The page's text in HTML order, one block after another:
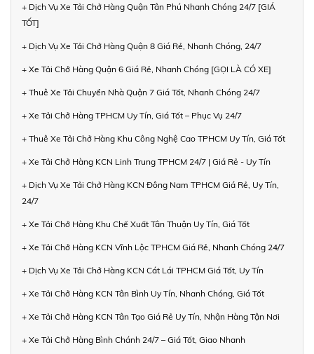
+ Dịch Vụ Xe Tải Chở Hàng Quận Tân Phú Nhanh Chóng 24/7 [GIÁ
TỐT]
+ Dịch Vụ Xe Tải Chở Hàng Quận 8 Giá Rẻ, Nhanh Chóng, 24/7
+ Xe Tải Chở Hàng Quận 6 Giá Rẻ, Nhanh Chóng [GỌI LÀ CÓ XE]
+ Thuê Xe Tải Chuyển Nhà Quận 7 Giá Tốt, Nhanh Chóng 24/7
+ Xe Tải Chở Hàng TPHCM Uy Tín, Giá Tốt – Phục Vụ 24/7
+ Thuê Xe Tải Chở Hàng Khu Công Nghệ Cao TPHCM Uy Tín, Giá Tốt
+ Xe Tải Chở Hàng KCN Linh Trung TPHCM 24/7 | Giá Rẻ - Uy Tín
+ Dịch Vụ Xe Tải Chở Hàng KCN Đông Nam TPHCM Giá Rẻ, Uy Tín,
24/7
+ Xe Tải Chở Hàng Khu Chế Xuất Tân Thuận Uy Tín, Giá Tốt
+ Xe Tải Chở Hàng KCN Vĩnh Lộc TPHCM Giá Rẻ, Nhanh Chóng 24/7
+ Dịch Vụ Xe Tải Chở Hàng KCN Cát Lái TPHCM Giá Tốt, Uy Tín
+ Xe Tải Chở Hàng KCN Tân Bình Uy Tín, Nhanh Chóng, Giá Tốt
+ Xe Tải Chở Hàng KCN Tân Tạo Giá Rẻ Uy Tín, Nhận Hàng Tận Nơi
+ Xe Tải Chở Hàng Bình Chánh 24/7 – Giá Tốt, Giao Nhanh